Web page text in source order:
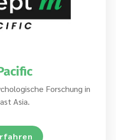
Forschung in
Asia.